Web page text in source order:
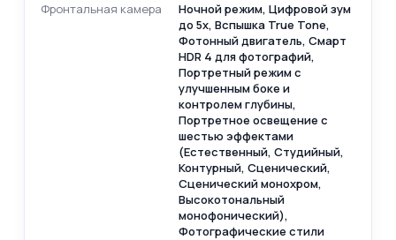
Фронтальная камера
Ночной режим, Цифровой зум
до 5x, Вспышка True Tone,
Фотонный двигатель, Смарт
HDR 4 для фотографий,
Портретный режим с
улучшенным боке и
контролем глубины,
Портретное освещение с
шестью эффектами
(Естественный, Студийный,
Контурный, Сценический,
Сценический монохром,
Высокотональный
монофонический),
Фотографические стили